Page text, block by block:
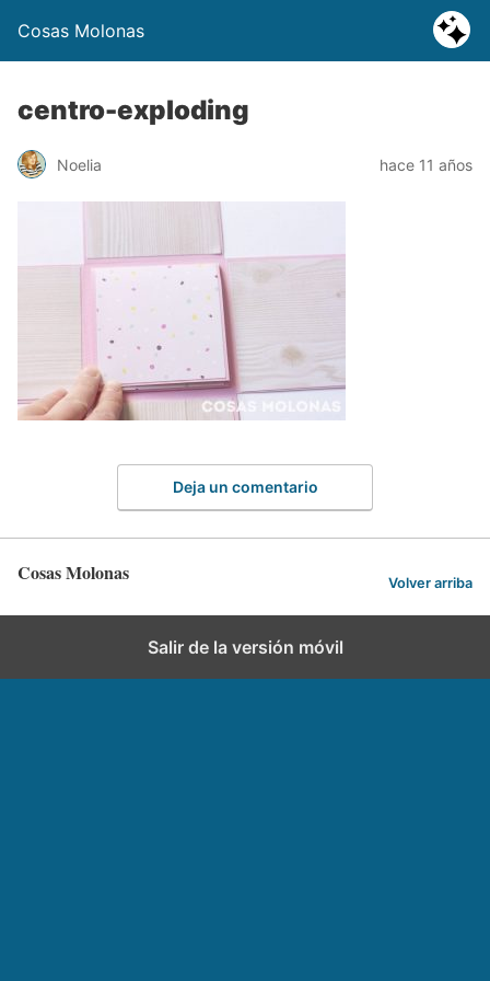
Cosas Molonas
centro-exploding
Noelia hace 11 años
Deja un comentario
Cosas Molonas Volver arriba
Salir de la versión móvil